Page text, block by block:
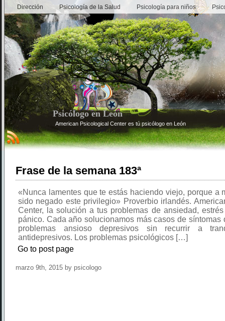
Dirección Psicología de la Salud Psicología para niños
Psicólogo en León
American Psicological Center es tú psicólogo en León
Frase de la semana 183ª
«Nunca lamentes que te estás haciendo viejo, porque a
sido negado este privilegio» Proverbio irlandés.
Center, la solución a tus problemas de ansiedad,
pánico. Cada año solucionamos más casos de síntomas
problemas ansioso depresivos sin recurrir a
antidepresivos. Los problemas psicológicos […]
Go to post page
marzo 9th, 2015 by psicologo